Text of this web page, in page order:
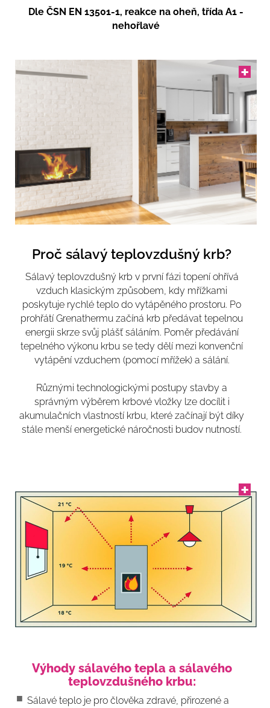
Dle ČSN EN 13501-1, reakce na oheň, třída A1 -
nehořlavé
Proč sálavý teplovzdušný krb?
Sálavý teplovzdušný krb v první fázi topení ohřívá
vzduch klasickým způsobem, kdy mřížkami
poskytuje rychlé teplo do vytápěného prostoru. Po
prohřátí Grenathermu začíná krb předávat tepelnou
energii skrze svůj plášť sáláním. Poměr předávání
tepelného výkonu krbu se tedy dělí mezi konvenční
vytápění vzduchem (pomocí mřížek) a sálání.
Různými technologickými postupy stavby a
správným výběrem krbové vložky lze docílit i
akumulačních vlastností krbu, které začínají být díky
stále menší energetické náročnosti budov nutností.
Výhody sálavého tepla a sálavého
teplovzdušného krbu:
Sálavé teplo je pro člověka zdravé, přirozené a